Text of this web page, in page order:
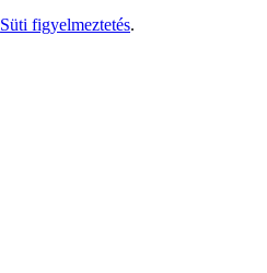
Süti figyelmeztetés.